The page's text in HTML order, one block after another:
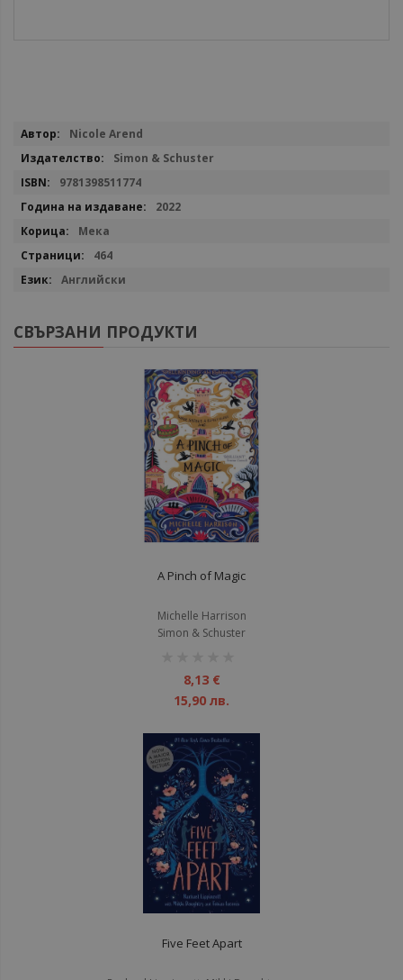
Повече
Nicole Arend
Simon & Schuster
9781398511774
2022
Мека
464
Английски
СВЪРЗАНИ ПРОДУКТИ
A Pinch of Magic
Michelle Harrison
Simon & Schuster
8,13 €
15,90 лв.
Five Feet Apart